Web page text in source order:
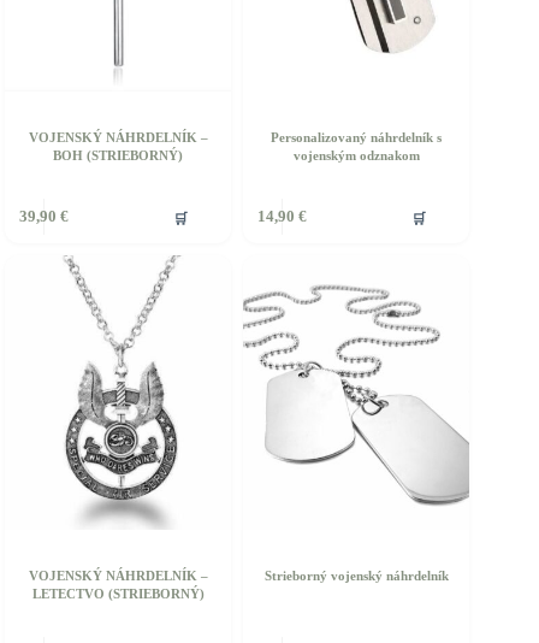
VOJENSKÝ NÁHRDELNÍK –
BOH (STRIEBORNÝ)
39,90 € 🛒
Personalizovaný náhrdelník s
vojenským odznakom
14,90 € 🛒
VOJENSKÝ NÁHRDELNÍK –
LETECTVO (STRIEBORNÝ)
Strieborný vojenský náhrdelník